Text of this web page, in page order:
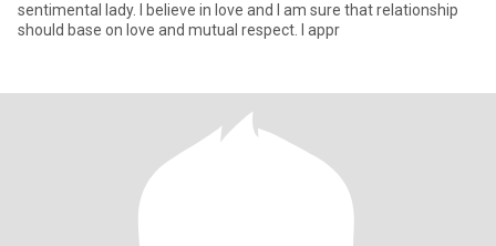
sentimental lady. I believe in love and I am sure that relationship
should base on love and mutual respect. I appr